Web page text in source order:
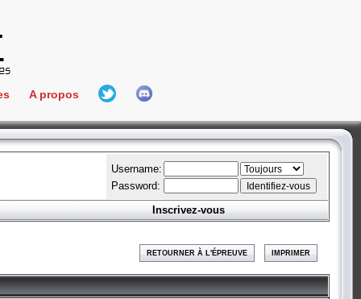
Connect
A propos
L'équipe
Hall Of Fame
Username:
Password:
Inscrivez-vous
RETOURNER À L'ÉPREUVE IMPRIMER